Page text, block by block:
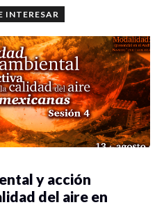
INTERESAR
y acción
del aire en